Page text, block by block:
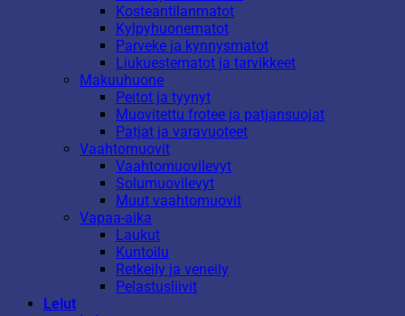
Kosteantilanmatot
Kylpyhuonematot
Parveke ja kynnysmatot
Liukuestematot ja tarvikkeet
Makuuhuone
Peitot ja tyynyt
Muovitettu frotee ja patjansuojat
Patjat ja varavuoteet
Vaahtomuovit
Vaahtomuovilevyt
Solumuovilevyt
Muut vaahtomuovit
Vapaa-aika
Laukut
Kuntoilu
Retkeily ja veneily
Pelastusliivit
Lelut